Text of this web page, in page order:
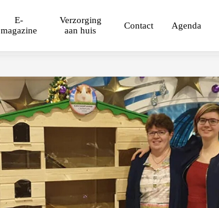
E-
magazine
Verzorging
aan huis
Contact Agenda